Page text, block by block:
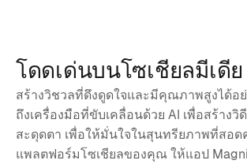
โดดเด่นบนโซเชียลมีเดีย
สร้างวิชวลที่ดึงดูดใจและมีคุณภาพสูงได้อย่
ถึงเครื่องมือที่ขับเคลื่อนด้วย AI เพื่อสร้าง
สะดุดตา เพื่อให้มั่นใจในสุนทรียภาพที่สอ
แพลตฟอร์มโซเชียลของคุณ ให้แอป